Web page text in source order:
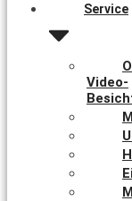
Service
Video-